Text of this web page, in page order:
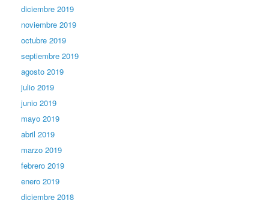
diciembre 2019
noviembre 2019
octubre 2019
septiembre 2019
agosto 2019
julio 2019
junio 2019
mayo 2019
abril 2019
marzo 2019
febrero 2019
enero 2019
diciembre 2018